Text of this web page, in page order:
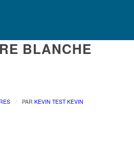
BLANCHE
/ PAR KEVIN TEST KEVIN